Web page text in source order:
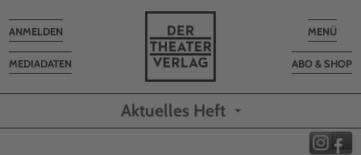
Toggle
MENÜ
ABO & SHOP
MEDIADATEN
Toggle
navigation
ANMELDEN
Aktuelles Heft